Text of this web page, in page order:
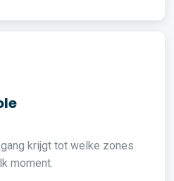
krijgt tot welke zones
moment.